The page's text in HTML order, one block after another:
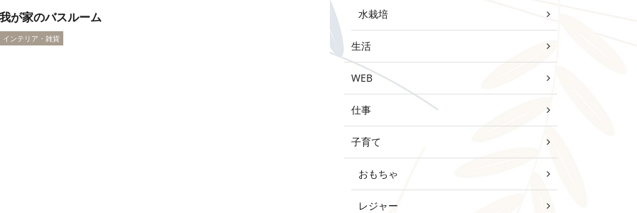
我が家のバスルーム
インテリア・雑貨
水栽培
生活
WEB
仕事
子育て
おもちゃ
レジャー